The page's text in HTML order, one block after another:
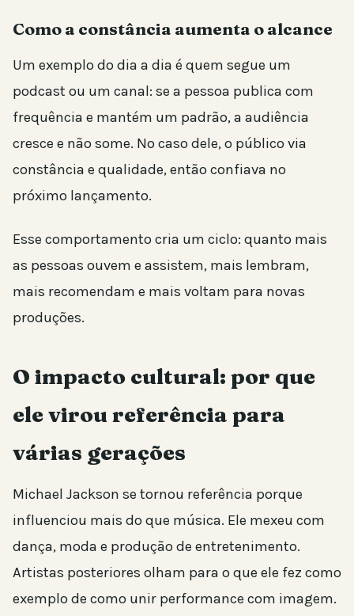
Como a constância aumenta o alcance
Um exemplo do dia a dia é quem segue um
podcast ou um canal: se a pessoa publica com
frequência e mantém um padrão, a audiência
cresce e não some. No caso dele, o público via
constância e qualidade, então confiava no
próximo lançamento.
Esse comportamento cria um ciclo: quanto mais
as pessoas ouvem e assistem, mais lembram,
mais recomendam e mais voltam para novas
produções.
O impacto cultural: por que
ele virou referência para
várias gerações
Michael Jackson se tornou referência porque
influenciou mais do que música. Ele mexeu com
dança, moda e produção de entretenimento.
Artistas posteriores olham para o que ele fez como
exemplo de como unir performance com imagem.